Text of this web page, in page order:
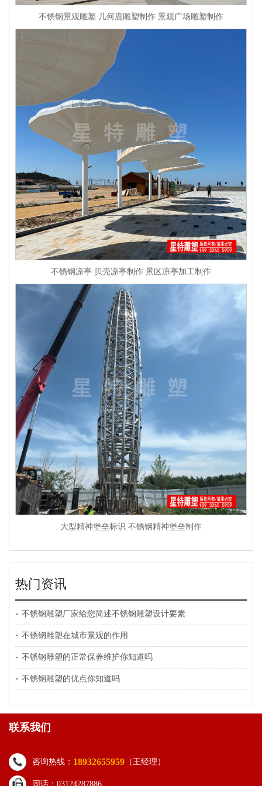
不锈钢景观雕塑 几何鹿雕塑制作 景观广场雕塑制作
不锈钢凉亭 贝壳凉亭制作 景区凉亭加工制作
大型精神堡垒标识 不锈钢精神堡垒制作
热门资讯
不锈钢雕塑厂家给您简述不锈钢雕塑设计要素
不锈钢雕塑在城市景观的作用
不锈钢雕塑的正常保养维护你知道吗
不锈钢雕塑的优点你知道吗
联系我们
咨询热线： 18932655959 （王经理）
固话：03124287886